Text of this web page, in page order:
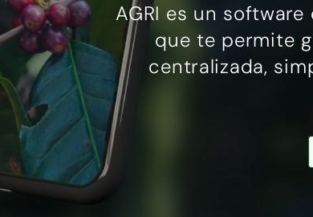
AGRI es un
que te permite
centralizada,